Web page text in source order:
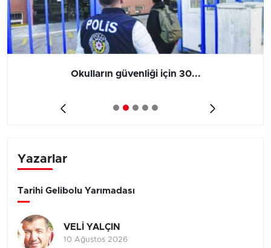
Okulların güvenliği için 30...
Yazarlar
Tarihi Gelibolu Yarımadası
VELİ YALÇIN
10 Ağustos 2026